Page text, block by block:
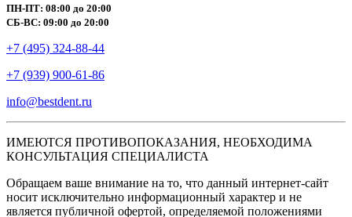
ПН-ПТ: 08:00 до 20:00
СБ-ВС: 09:00 до 20:00
+7 (495) 324-88-44
+7 (939) 900-61-86
info@bestdent.ru
ИМЕЮТСЯ ПРОТИВОПОКАЗАНИЯ, НЕОБХОДИМА
КОНСУЛЬТАЦИЯ СПЕЦИАЛИСТА
Обращаем ваше внимание на то, что данный интернет-сайт
носит исключительно информационный характер и не
является публичной офертой, определяемой положениями